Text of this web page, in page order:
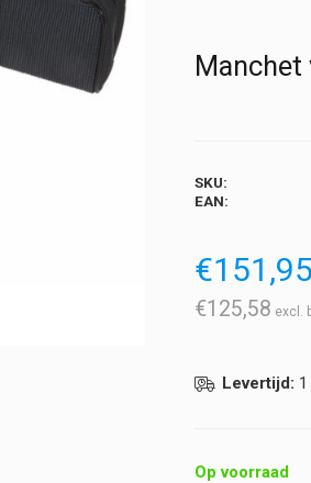
Manchet
SKU:
EAN:
€151,95
€125,58
Levertijd:
Op voorraad